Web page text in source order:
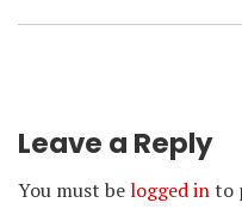
Leave a Reply
You must belogged into